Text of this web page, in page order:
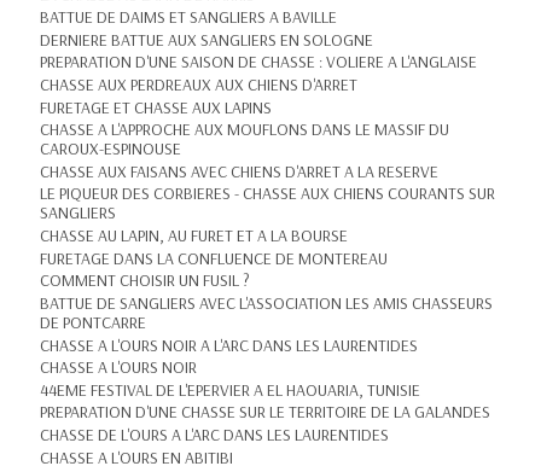
BATTUE DE DAIMS ET SANGLIERS A BAVILLE
DERNIERE BATTUE AUX SANGLIERS EN SOLOGNE
PREPARATION D'UNE SAISON DE CHASSE : VOLIERE A L'ANGLAISE
CHASSE AUX PERDREAUX AUX CHIENS D'ARRET
FURETAGE ET CHASSE AUX LAPINS
CHASSE A L'APPROCHE AUX MOUFLONS DANS LE MASSIF DU
CAROUX-ESPINOUSE
CHASSE AUX FAISANS AVEC CHIENS D'ARRET A LA RESERVE
LE PIQUEUR DES CORBIERES - CHASSE AUX CHIENS COURANTS SUR
SANGLIERS
CHASSE AU LAPIN, AU FURET ET A LA BOURSE
FURETAGE DANS LA CONFLUENCE DE MONTEREAU
COMMENT CHOISIR UN FUSIL ?
BATTUE DE SANGLIERS AVEC L'ASSOCIATION LES AMIS CHASSEURS
DE PONTCARRE
CHASSE A L'OURS NOIR A L'ARC DANS LES LAURENTIDES
CHASSE A L'OURS NOIR
44EME FESTIVAL DE L'EPERVIER A EL HAOUARIA, TUNISIE
PREPARATION D'UNE CHASSE SUR LE TERRITOIRE DE LA GALANDES
CHASSE DE L'OURS A L'ARC DANS LES LAURENTIDES
CHASSE A L'OURS EN ABITIBI